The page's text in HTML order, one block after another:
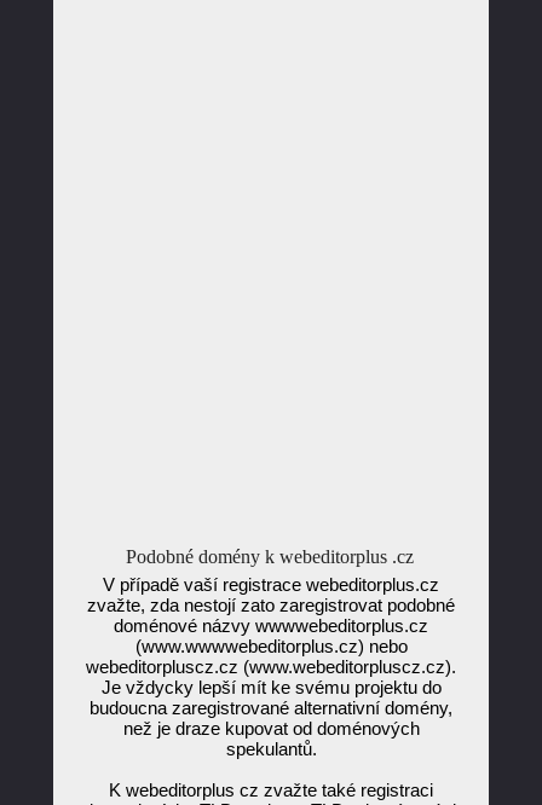
Podobné domény k webeditorplus .cz
V případě vaší registrace webeditorplus.cz
zvažte, zda nestojí zato zaregistrovat podobné
doménové názvy wwwwebeditorplus.cz
(www.wwwwebeditorplus.cz) nebo
webeditorpluscz.cz (www.webeditorpluscz.cz).
Je vždycky lepší mít ke svému projektu do
budoucna zaregistrované alternativní domény,
než je draze kupovat od doménových
spekulantů.
K webeditorplus cz zvažte také registraci